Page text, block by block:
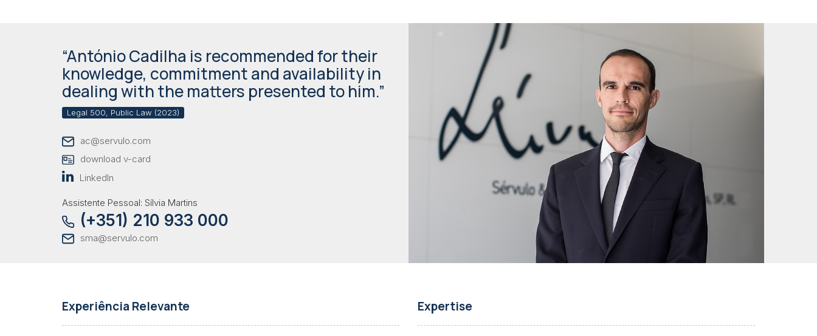
“António Cadilha is recommended for their
knowledge, commitment and availability in
dealing with the matters presented to him.”
Legal 500, Public Law (2023)
ac@servulo.com
download v-card
LinkedIn
Assistente Pessoal: Sílvia Martins
(+351) 210 933 000
sma@servulo.com
Experiência Relevante Expertise